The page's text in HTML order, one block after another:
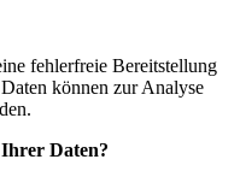
fehlerfreie Bereitstellung
Daten können zur Analyse
Ihrer Daten?